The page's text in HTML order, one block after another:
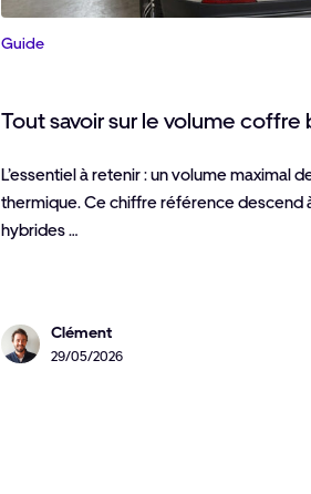
Guide
Tout savoir sur le volume
L’essentiel à retenir : un volume maximal
thermique. Ce chiffre référence descend
hybrides …
Clément
29/05/2026